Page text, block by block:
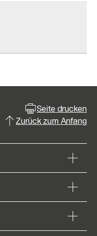
Seite drucken
Zurück zum Anfang